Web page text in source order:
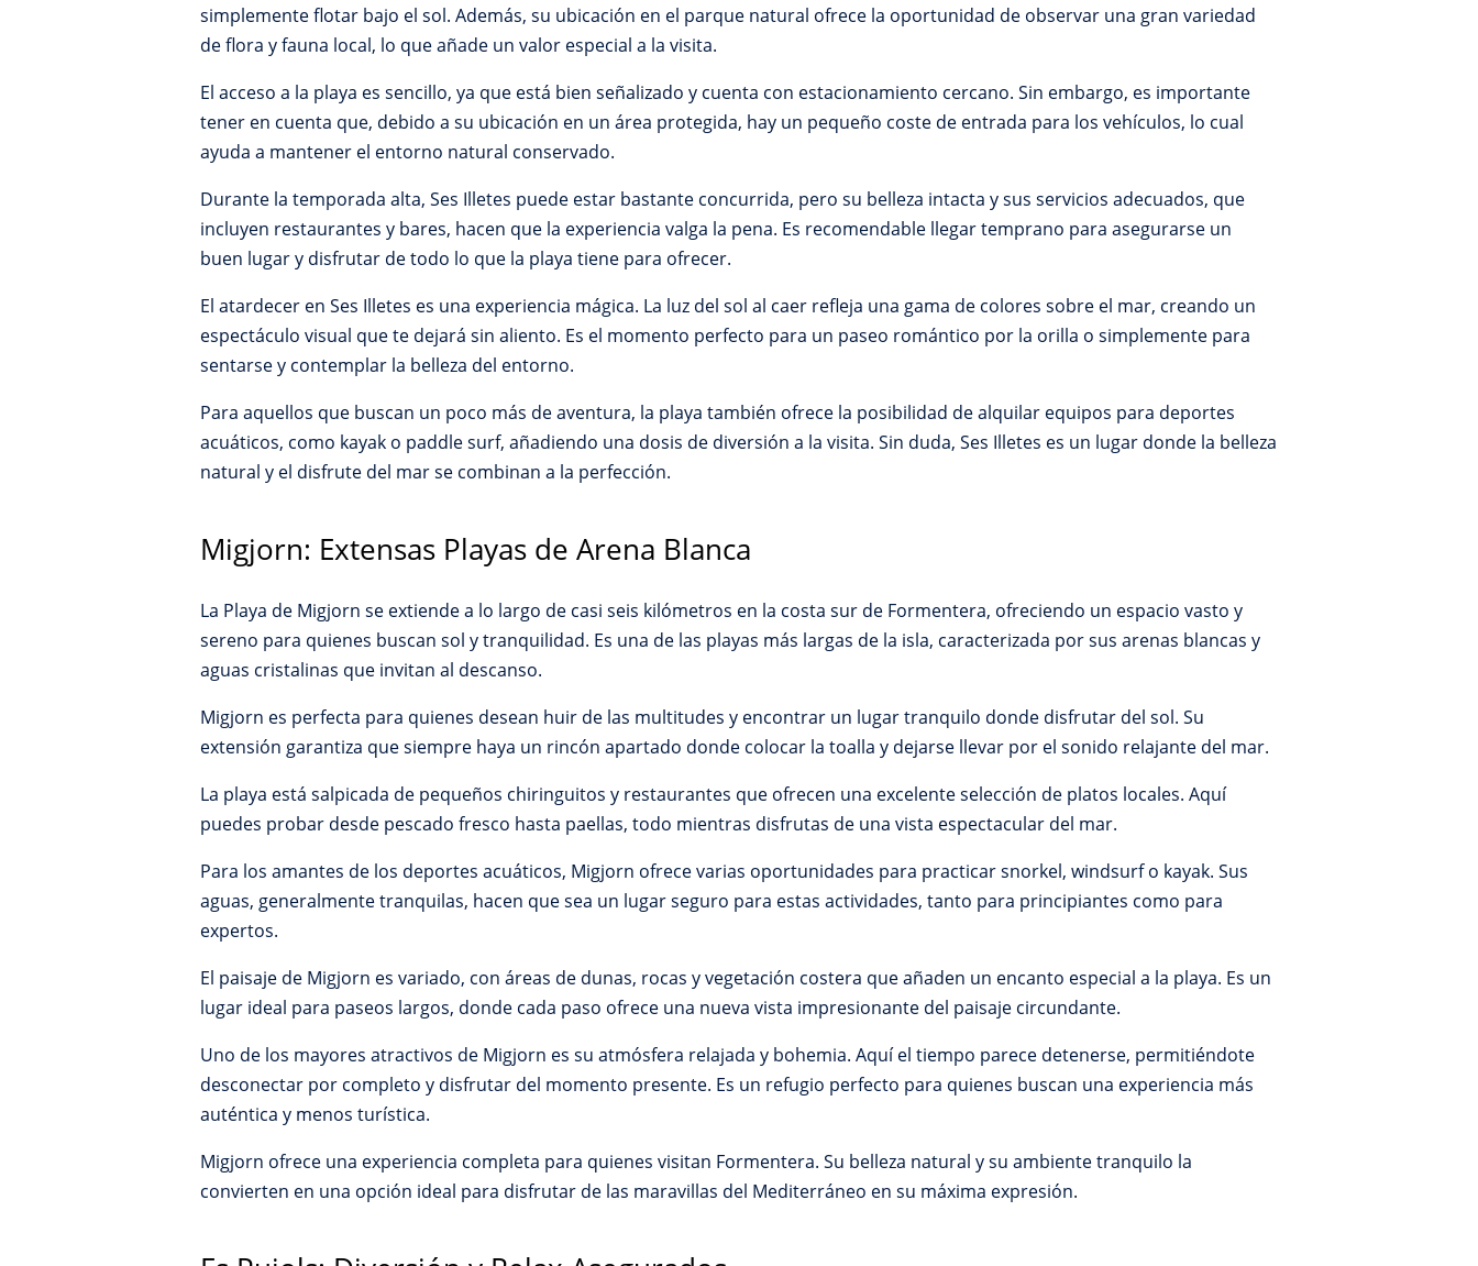
simplemente flotar bajo el sol. Además, su ubicación en el parque natural ofrece la oportunidad de observar una gran variedad
de flora y fauna local, lo que añade un valor especial a la visita.
El acceso a la playa es sencillo, ya que está bien señalizado y cuenta con estacionamiento cercano. Sin embargo, es importante
tener en cuenta que, debido a su ubicación en un área protegida, hay un pequeño coste de entrada para los vehículos, lo cual
ayuda a mantener el entorno natural conservado.
Durante la temporada alta, Ses Illetes puede estar bastante concurrida, pero su belleza intacta y sus servicios adecuados, que
incluyen restaurantes y bares, hacen que la experiencia valga la pena. Es recomendable llegar temprano para asegurarse un
buen lugar y disfrutar de todo lo que la playa tiene para ofrecer.
El atardecer en Ses Illetes es una experiencia mágica. La luz del sol al caer refleja una gama de colores sobre el mar, creando un
espectáculo visual que te dejará sin aliento. Es el momento perfecto para un paseo romántico por la orilla o simplemente para
sentarse y contemplar la belleza del entorno.
Para aquellos que buscan un poco más de aventura, la playa también ofrece la posibilidad de alquilar equipos para deportes
acuáticos, como kayak o paddle surf, añadiendo una dosis de diversión a la visita. Sin duda, Ses Illetes es un lugar donde la belleza
natural y el disfrute del mar se combinan a la perfección.
Migjorn: Extensas Playas de Arena Blanca
La Playa de Migjorn se extiende a lo largo de casi seis kilómetros en la costa sur de Formentera, ofreciendo un espacio vasto y
sereno para quienes buscan sol y tranquilidad. Es una de las playas más largas de la isla, caracterizada por sus arenas blancas y
aguas cristalinas que invitan al descanso.
Migjorn es perfecta para quienes desean huir de las multitudes y encontrar un lugar tranquilo donde disfrutar del sol. Su
extensión garantiza que siempre haya un rincón apartado donde colocar la toalla y dejarse llevar por el sonido relajante del mar.
La playa está salpicada de pequeños chiringuitos y restaurantes que ofrecen una excelente selección de platos locales. Aquí
puedes probar desde pescado fresco hasta paellas, todo mientras disfrutas de una vista espectacular del mar.
Para los amantes de los deportes acuáticos, Migjorn ofrece varias oportunidades para practicar snorkel, windsurf o kayak. Sus
aguas, generalmente tranquilas, hacen que sea un lugar seguro para estas actividades, tanto para principiantes como para
expertos.
El paisaje de Migjorn es variado, con áreas de dunas, rocas y vegetación costera que añaden un encanto especial a la playa. Es un
lugar ideal para paseos largos, donde cada paso ofrece una nueva vista impresionante del paisaje circundante.
Uno de los mayores atractivos de Migjorn es su atmósfera relajada y bohemia. Aquí el tiempo parece detenerse, permitiéndote
desconectar por completo y disfrutar del momento presente. Es un refugio perfecto para quienes buscan una experiencia más
auténtica y menos turística.
Migjorn ofrece una experiencia completa para quienes visitan Formentera. Su belleza natural y su ambiente tranquilo la
convierten en una opción ideal para disfrutar de las maravillas del Mediterráneo en su máxima expresión.